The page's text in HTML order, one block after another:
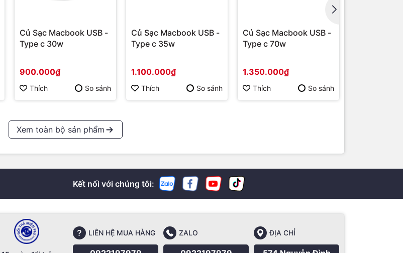
Củ Sạc Macbook USB -
Type c 30w
900.000₫
Thích So sánh
Củ Sạc Macbook USB -
Type c 35w
1.100.000₫
Thích So sánh
Củ Sạc Macbook USB -
Type c 70w
1.350.000₫
Thích So sánh
Xem toàn bộ sản phẩm
Kết nối với chúng tôi:
LIÊN HỆ MUA HÀNG ZALO ĐỊA CHỈ